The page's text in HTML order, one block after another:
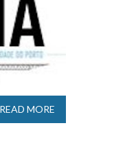
READ MORE